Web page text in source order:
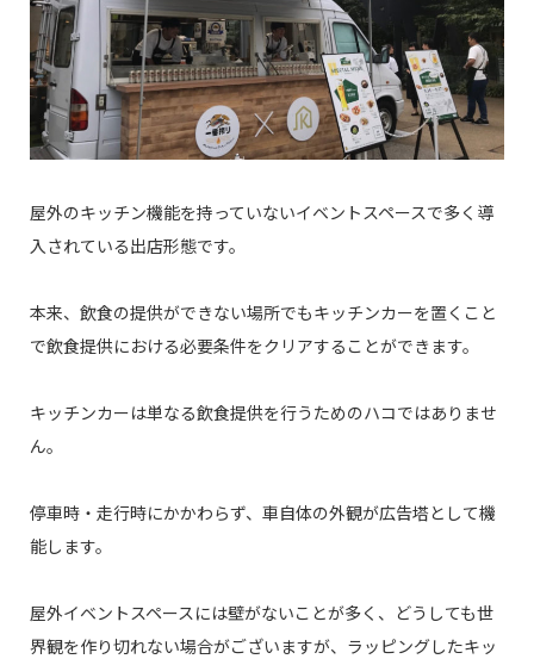
屋外のキッチン機能を持っていないイベントスペースで多く導
入されている出店形態です。
本来、飲食の提供ができない場所でもキッチンカーを置くこと
で飲食提供における必要条件をクリアすることができます。
キッチンカーは単なる飲食提供を行うためのハコではありませ
ん。
停車時・走行時にかかわらず、車自体の外観が広告塔として機
能します。
屋外イベントスペースには壁がないことが多く、どうしても世
界観を作り切れない場合がございますが、ラッピングしたキッ